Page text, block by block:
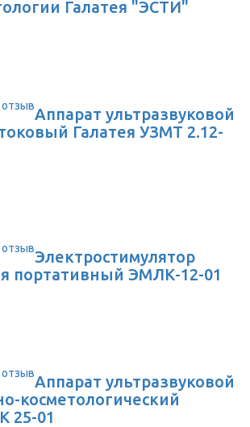
Галатея "ЭСТИ"
Аппарат ультразвуковой
Галатея УЗМТ 2.12-
Электростимулятор
портативный ЭМЛК-12-01
Аппарат ультразвуковой
косметологический
25-01